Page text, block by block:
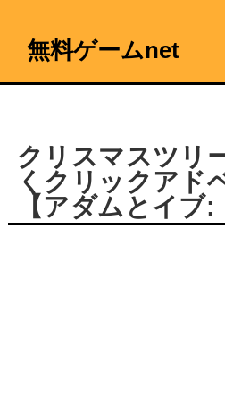
無料ゲームnet
クリスマスツリ
くクリックアド
【アダムとイブ: